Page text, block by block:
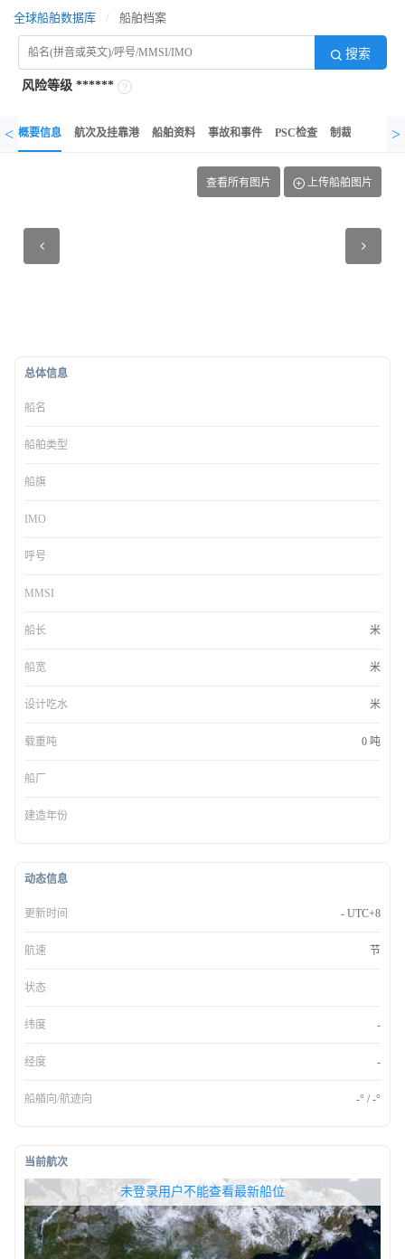
全球船舶数据库 / 船舶档案
搜索
风险等级 ******
< 概要信息 航次及挂靠港 船舶资料 事故和事件 PSC检查 制裁记录 异
>
总体信息
船名
船舶类型
船旗
IMO
呼号
MMSI
船长 米
船宽 米
设计吃水 米
载重吨 0 吨
船厂
建造年份
查看所有图片 上传船舶图片
动态信息
更新时间 - UTC+8
航速 节
状态
纬度 -
经度 -
船艏向/航迹向 -° / -°
当前航次
未登录用户不能查看最新船位
无权查看最新船位，请联系开通